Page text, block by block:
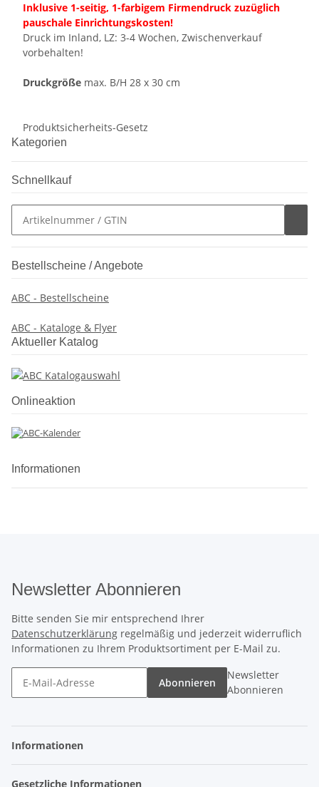
Inklusive 1-seitig, 1-farbigem Firmendruck zuzüglich
pauschale Einrichtungskosten!
Druck im Inland, LZ: 3-4 Wochen, Zwischenverkauf
vorbehalten!
Druckgröße max. B/H 28 x 30 cm
Produktsicherheits-Gesetz
Kategorien
Schnellkauf
Bestellscheine / Angebote
ABC - Bestellscheine
ABC - Kataloge & Flyer
Aktueller Katalog
Onlineaktion
Informationen
Newsletter Abonnieren
Bitte senden Sie mir entsprechend Ihrer
Datenschutzerklärung regelmäßig und jederzeit widerruflich
Informationen zu Ihrem Produktsortiment per E-Mail zu.
Abonnieren
Newsletter
Abonnieren
Informationen
Gesetzliche Informationen